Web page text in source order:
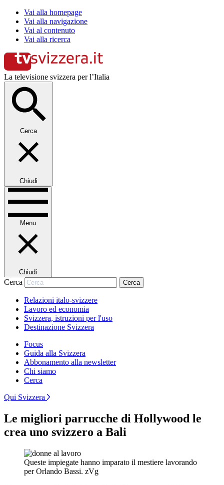
Vai alla homepage
Vai alla navigazione
Vai al contenuto
Vai alla ricerca
La televisione svizzera per l’Italia
Cerca
Chiudi
Menu
Chiudi
Cerca Cerca
Relazioni italo-svizzere
Lavoro ed economia
Svizzera, istruzioni per l'uso
Destinazione Svizzera
Focus
Guida alla Svizzera
Abbonamento alla newsletter
Chi siamo
Cerca
Qui Svizzera
Le migliori parrucche di Hollywood le
crea uno svizzero a Bali
Queste impiegate hanno imparato il mestiere lavorando
per Orlando Bassi. zVg